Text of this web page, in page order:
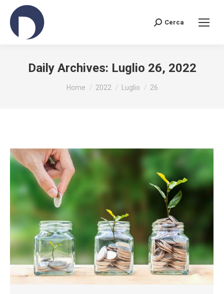
Search:
Cerca
Daily Archives: Luglio 26, 2022
You are here:
Home 2022 Luglio 26